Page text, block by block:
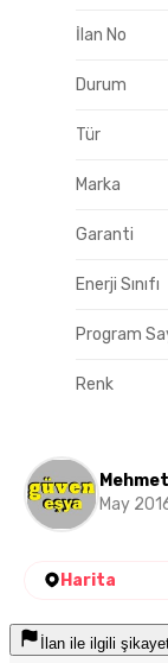
İlan No
Durum
Tür
Marka
Garanti
Enerji Sınıfı
Program
Renk
May
Harita
İlan ile ilgili